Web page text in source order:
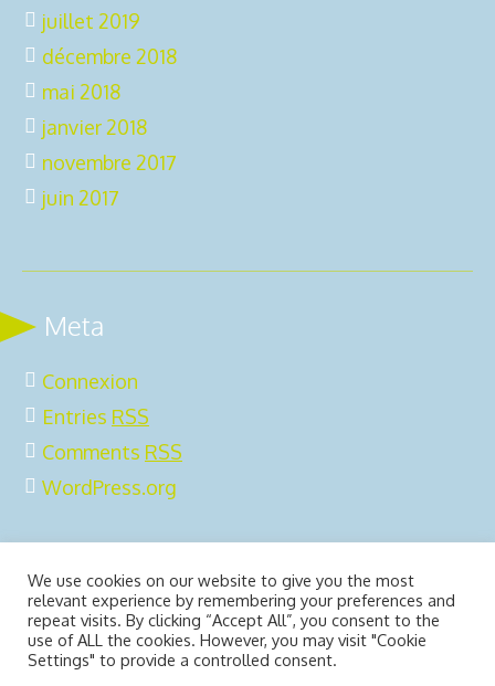
juillet 2019
décembre 2018
mai 2018
janvier 2018
novembre 2017
juin 2017
Meta
Connexion
Entries RSS
Comments RSS
WordPress.org
Mentions légales
2ô-Outdoors © 2025 | All Rights
Reserved
We use cookies on our website to give you the most
relevant experience by remembering your preferences and
repeat visits. By clicking “Accept All”, you consent to the
use of ALL the cookies. However, you may visit "Cookie
Settings" to provide a controlled consent.